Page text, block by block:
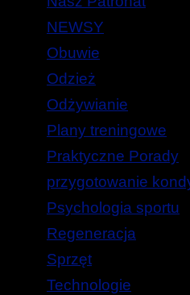
NEWSY
Obuwie
Odzież
Odżywianie
Plany treningowe
Praktyczne Porady
przygotowanie
Psychologia sportu
Regeneracja
Sprzęt
Technologie